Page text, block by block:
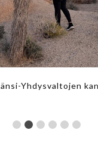
La Gomera –